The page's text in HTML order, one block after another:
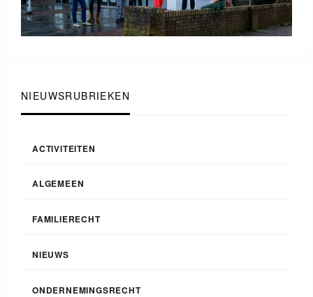
NIEUWSRUBRIEKEN
ACTIVITEITEN
ALGEMEEN
FAMILIERECHT
NIEUWS
ONDERNEMINGSRECHT